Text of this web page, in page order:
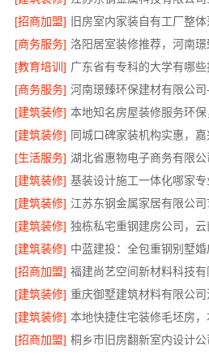
[招商加盟]
旧房室内家装自有工厂整
[商务服务] 洛阳居室装修推荐，河南
[教育培训]
[商务服务] 河南璟臻环保建材有限公
[建筑装修]
[建筑装修]
[生活服务]
[建筑装修]
[建筑装修] 江苏东钢金属家居有限公
[建筑装修] 独栋私宅重钢建房公司，
[建筑装修] 中蓝建投：全包重钢别墅婚
[招商加盟]
[建筑装修] 重庆御墅建筑材料有限公
[建筑装修]
[招商加盟]